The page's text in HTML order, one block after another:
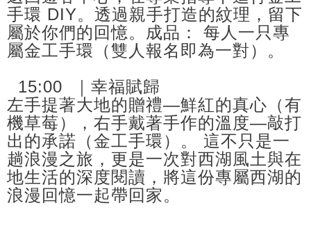
手環 DIY。透過親手打造的紋理，留下
屬於你們的回憶。成品： 每人一只專
屬金工手環（雙人報名即為一對）。
15:00 ｜幸福賦歸
左手提著大地的贈禮—鮮紅的真心（有
機草莓），右手戴著手作的溫度—敲打
出的承諾（金工手環）。 這不只是一
趟浪漫之旅，更是一次對西湖風土與在
地生活的深度閱讀，將這份專屬西湖的
浪漫回憶一起帶回家。